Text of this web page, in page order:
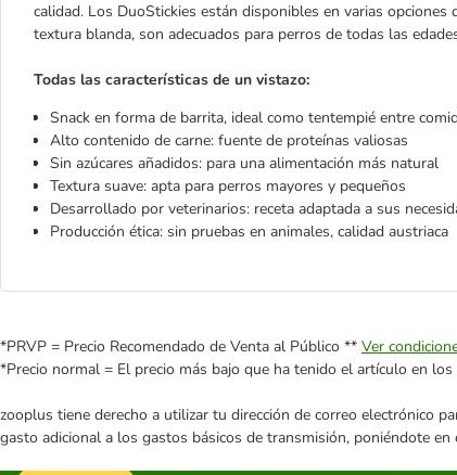
calidad. Los DuoStickies están disponibles en varias
textura blanda, son adecuados para perros de todas las
Todas las características de un vistazo:
Snack en forma de barrita, ideal como tentempié entre
Alto contenido de carne: fuente de proteínas valiosas
Sin azúcares añadidos: para una alimentación más natural
Textura suave: apta para perros mayores y pequeños
Desarrollado por veterinarios: receta adaptada a sus
Producción ética: sin pruebas en animales, calidad austriaca
*PRVP = Precio Recomendado de Venta al Público ** Ver
*Precio normal = El precio más bajo que ha tenido el artículo en
zooplus tiene derecho a utilizar tu dirección de correo electrónico
gasto adicional a los gastos básicos de transmisión, poniéndote